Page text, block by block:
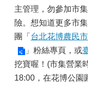
主管理，勿參加市
險。想知道更多市
團「 台北花博農民
」粉絲專頁，或
挖寶喔！(市集營業
18:00，在花博公園